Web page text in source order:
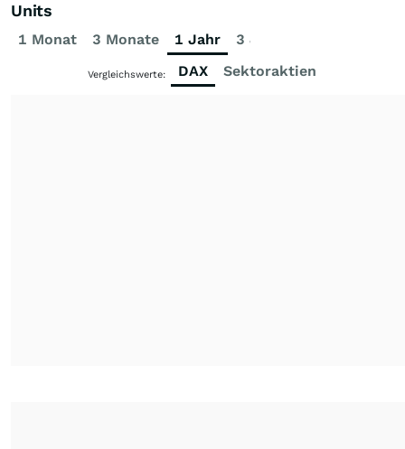
Units
1 Monat 3 Monate 1 Jahr 3 Jahre
Vergleichswerte: DAX Sektoraktien